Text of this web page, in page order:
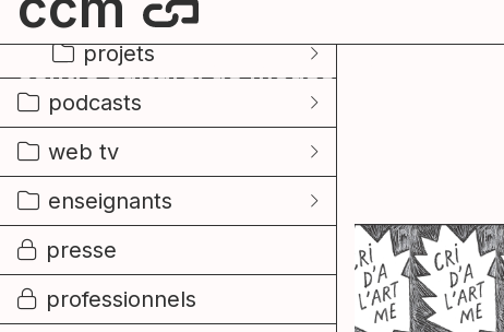
retour en images
projets
podcasts
web tv
enseignants
presse
professionnels